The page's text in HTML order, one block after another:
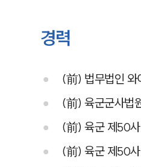
경력
(前) 법무법인 와
(前) 육군군사법
(前) 육군 제50
(前) 육군 제50